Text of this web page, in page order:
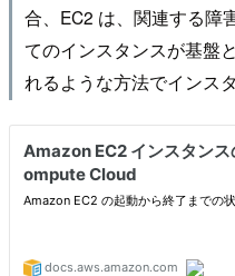
合、EC2 は、関連する障
てのインスタンスが基盤
れるような方法でインス